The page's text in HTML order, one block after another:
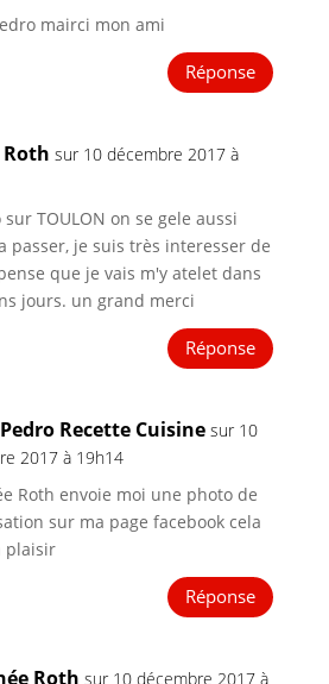
mairci mon ami
Réponse
sur 10 décembre 2017 à
TOULON on se gele aussi
passer, je suis très interesser de
que je vais m'y atelet dans
jours. un grand merci
Réponse
Recette Cuisine sur 10
2017 à 19h14
Roth envoie moi une photo de
sur ma page facebook cela
plaisir
Réponse
Roth sur 10 décembre 2017 à